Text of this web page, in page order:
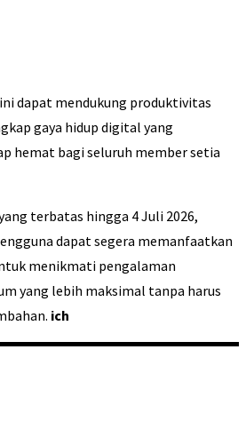
dapat mendukung produktivitas
gaya hidup digital yang
hemat bagi seluruh member setia
terbatas hingga 4 Juli 2026,
dapat segera memanfaatkan
menikmati pengalaman
yang lebih maksimal tanpa harus
ich